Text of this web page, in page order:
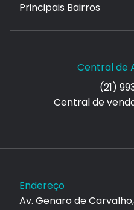
Principais Bairros
Central de
(21)
Central de
Endereço
Av. Genaro de